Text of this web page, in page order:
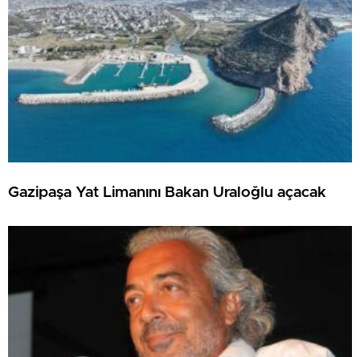
Gazipaşa Yat Limanını Bakan Uraloğlu açacak